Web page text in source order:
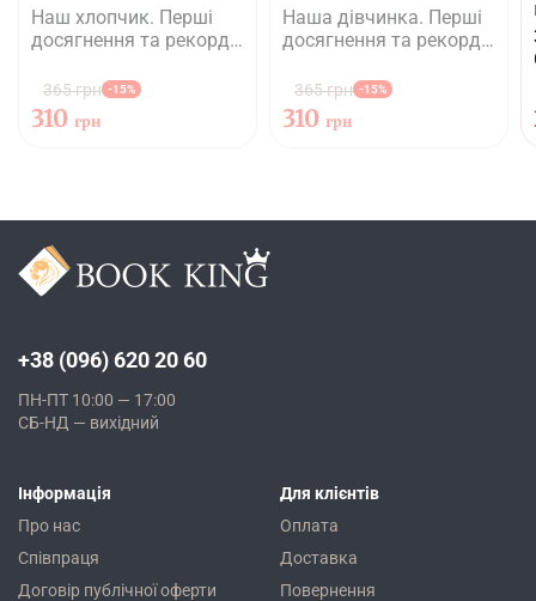
Наш хлопчик. Перші
досягнення та рекорди
365 грн -15%
310 грн
Наша дівчинка. Перші
досягнення та рекорди
365 грн -15%
310 грн
+38 (096) 620 20 60
ПН-ПТ 10:00 — 17:00
СБ-НД — вихідний
Інформація
Про нас
Співпраця
Договір публічної оферти
Для клієнтів
Оплата
Доставка
Повернення